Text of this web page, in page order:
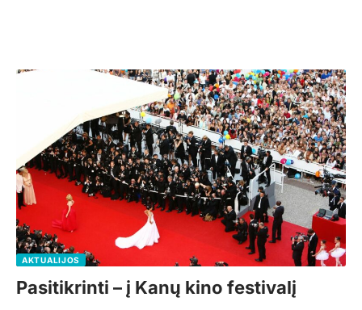
AKTUALIJOS
Pasitikrinti – į Kanų kino festivalį